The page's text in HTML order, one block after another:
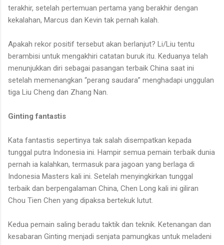
terakhir, setelah pertemuan pertama yang berakhir dengan
kekalahan, Marcus dan Kevin tak pernah kalah.
Apakah rekor positif tersebut akan berlanjut? Li/Liu tentu
berambisi untuk mengakhiri catatan buruk itu. Keduanya telah
menunjukkan diri sebagai pasangan terbaik China saat ini
setelah memenangkan “perang saudara” menghadapi unggulan
tiga Liu Cheng dan Zhang Nan.
Ginting fantastis
Kata fantastis sepertinya tak salah disempatkan kepada
tunggal putra Indonesia ini. Hampir semua pemain terbaik dunia
pernah ia kalahkan, termasuk para jagoan yang berlaga di
Indonesia Masters kali ini. Setelah menyingkirkan tunggal
terbaik dan berpengalaman China, Chen Long kali ini giliran
Chou Tien Chen yang dipaksa bertekuk lutut.
Kedua pemain saling beradu taktik dan teknik. Ketenangan dan
kesabaran Ginting menjadi senjata pamungkas untuk meladeni